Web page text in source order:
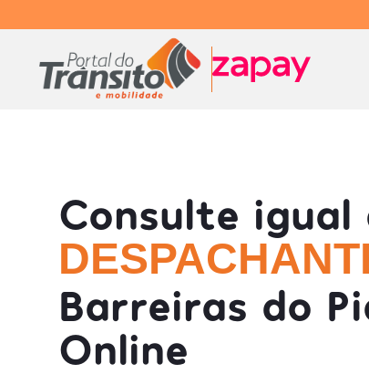
Consulte igual
Barreiras do
Online